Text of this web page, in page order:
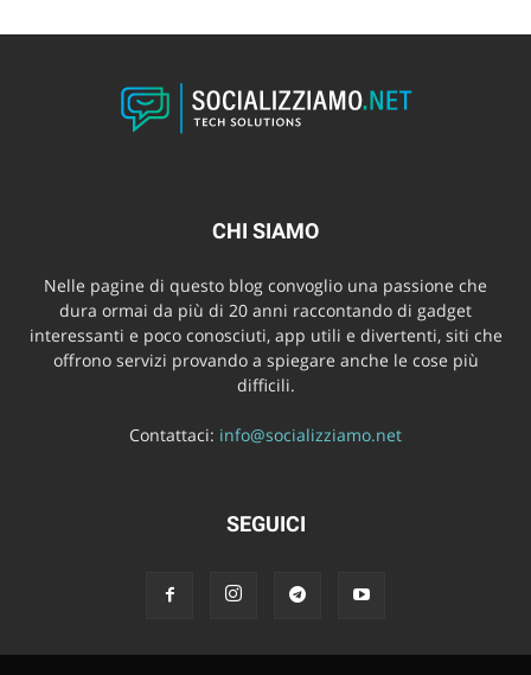
CHI SIAMO
Nelle pagine di questo blog convoglio una passione che
dura ormai da più di 20 anni raccontando di gadget
interessanti e poco conosciuti, app utili e divertenti, siti che
offrono servizi provando a spiegare anche le cose più
difficili.
Contattaci: info@socializziamo.net
SEGUICI